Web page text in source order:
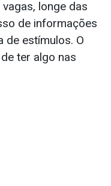
longe das
de informações
de estímulos. O
ter algo nas